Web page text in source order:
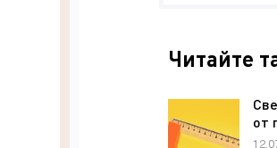
Читайте
от